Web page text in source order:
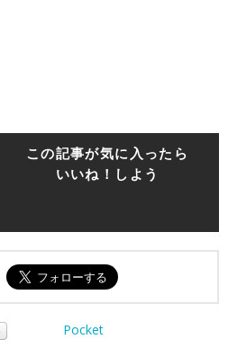
この記事が気に入ったら
いいね！しよう
Pocket